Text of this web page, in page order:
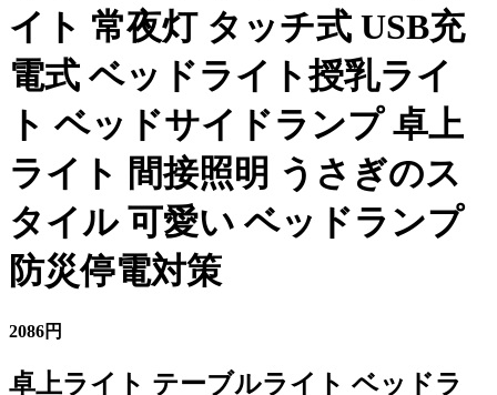
イト 常夜灯 タッチ式 USB充
電式 ベッドライト授乳ライ
ト ベッドサイドランプ 卓上
ライト 間接照明 うさぎのス
タイル 可愛い ベッドランプ
防災停電対策
2086円
卓上ライト テーブルライト ベッドラ